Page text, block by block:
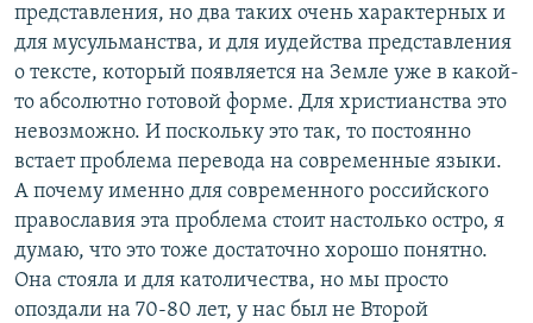
представления, но два таких очень характерных и
для мусульманства, и для иудейства представления
о тексте, который появляется на Земле уже в какой-
то абсолютно готовой форме. Для христианства это
невозможно. И поскольку это так, то постоянно
встает проблема перевода на современные языки.
А почему именно для современного российского
православия эта проблема стоит настолько остро, я
думаю, что это тоже достаточно хорошо понятно.
Она стояла и для католичества, но мы просто
опоздали на 70-80 лет, у нас был не Второй